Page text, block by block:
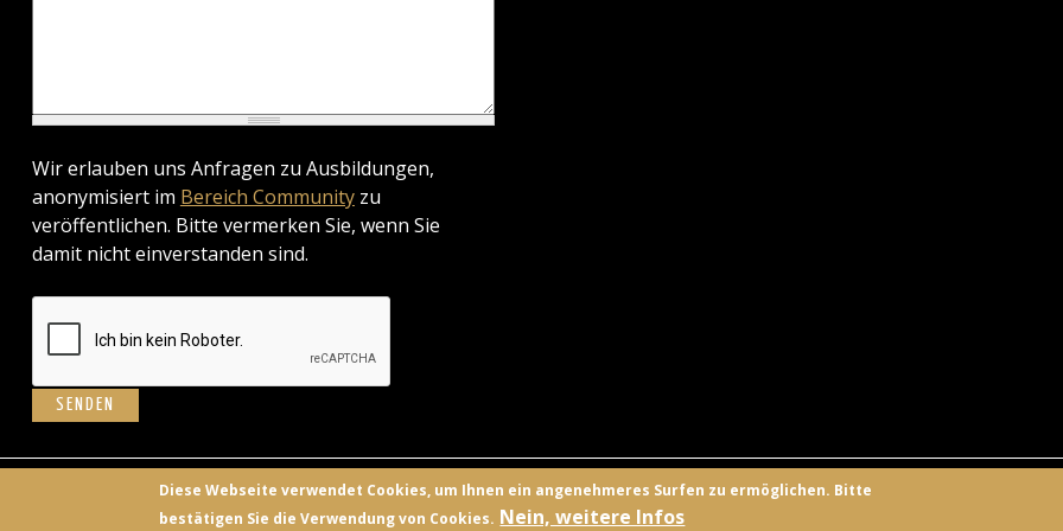
Wir erlauben uns Anfragen zu Ausbildungen,
anonymisiert im Bereich Communityzu
veröffentlichen. Bitte vermerken Sie, wenn Sie
damit nicht einverstanden sind.
BILDUNGSANBIETER KONTAKT FACEBOOK
Diese Webseite verwendet Cookies, um Ihnen ein angenehmeres Surfen zu ermöglichen. Bitte
bestätigen Sie die Verwendung von Cookies. Nein, weitere Infos